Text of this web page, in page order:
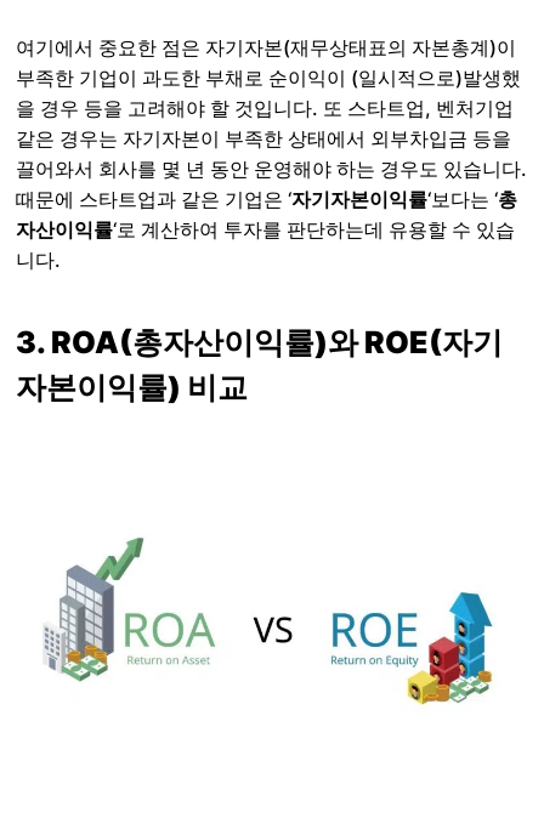
여기에서 중요한 점은 자기자본(재무상태표의 자본총계)이
부족한 기업이 과도한 부채로 순이익이 (일시적으로)발생했
을 경우 등을 고려해야 할 것입니다. 또 스타트업, 벤처기업
같은 경우는 자기자본이 부족한 상태에서 외부차입금 등을
끌어와서 회사를 몇 년 동안 운영해야 하는 경우도 있습니다.
때문에 스타트업과 같은 기업은 ‘자기자본이익률‘보다는 ‘총
자산이익률‘로 계산하여 투자를 판단하는데 유용할 수 있습
니다.
3. ROA(총자산이익률)와ROE(자기
자본이익률) 비교